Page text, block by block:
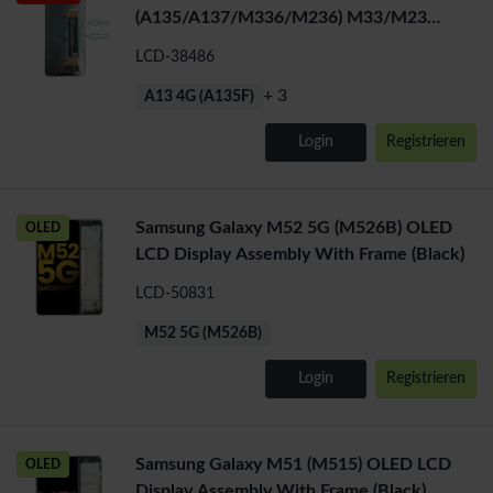
(A135/A137/M336/M236) M33/M23
LCD-38486
A13 4G (A135F) + 3
Login Registrieren
OLED
Samsung Galaxy M52 5G (M526B) OLED
LCD Display Assembly With Frame (Black)
LCD-50831
M52 5G (M526B)
Login Registrieren
OLED
Samsung Galaxy M51 (M515) OLED LCD